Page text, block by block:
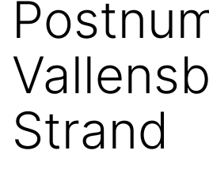
Strand